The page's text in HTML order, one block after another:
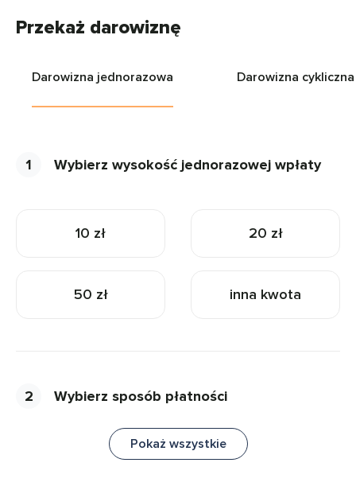
Przekaż darowiznę
Darowizna jednorazowa Darowizna cykliczna
1 Wybierz wysokość jednorazowej wpłaty
10 zł 20 zł
50 zł inna kwota
2 Wybierz sposób płatności
Pokaż wszystkie